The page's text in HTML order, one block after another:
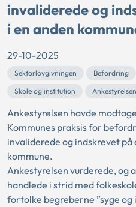
invaliderede og
i en anden
29-10-2025
Sektorlovgivningen Befordring
Skole og institution
Ankestyrelsen
Ankestyrelsen havde
Kommunes praksis for
invaliderede og indskrevet på
kommune.
Ankestyrelsen vurderede, og
handlede i strid med
fortolke begreberne ”syge